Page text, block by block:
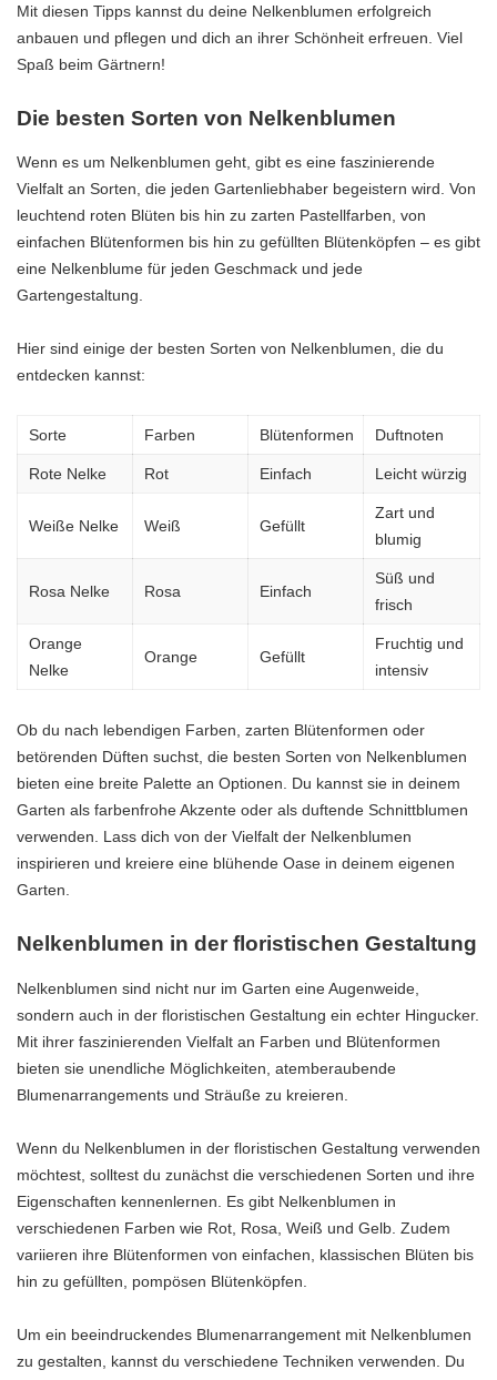
Mit diesen Tipps kannst du deine Nelkenblumen erfolgreich
anbauen und pflegen und dich an ihrer Schönheit erfreuen. Viel
Spaß beim Gärtnern!
Die besten Sorten von Nelkenblumen
Wenn es um Nelkenblumen geht, gibt es eine faszinierende
Vielfalt an Sorten, die jeden Gartenliebhaber begeistern wird. Von
leuchtend roten Blüten bis hin zu zarten Pastellfarben, von
einfachen Blütenformen bis hin zu gefüllten Blütenköpfen – es gibt
eine Nelkenblume für jeden Geschmack und jede
Gartengestaltung.
Hier sind einige der besten Sorten von Nelkenblumen, die du
entdecken kannst:
Sorte Farben Blütenformen Duftnoten
Rote Nelke Rot Einfach Leicht würzig
Weiße Nelke Weiß Gefüllt
Zart und
blumig
Rosa Nelke Rosa Einfach
Süß und
frisch
Orange
Nelke
Orange Gefüllt
Fruchtig und
intensiv
Ob du nach lebendigen Farben, zarten Blütenformen oder
betörenden Düften suchst, die besten Sorten von Nelkenblumen
bieten eine breite Palette an Optionen. Du kannst sie in deinem
Garten als farbenfrohe Akzente oder als duftende Schnittblumen
verwenden. Lass dich von der Vielfalt der Nelkenblumen
inspirieren und kreiere eine blühende Oase in deinem eigenen
Garten.
Nelkenblumen in der floristischen Gestaltung
Nelkenblumen sind nicht nur im Garten eine Augenweide,
sondern auch in der floristischen Gestaltung ein echter Hingucker.
Mit ihrer faszinierenden Vielfalt an Farben und Blütenformen
bieten sie unendliche Möglichkeiten, atemberaubende
Blumenarrangements und Sträuße zu kreieren.
Wenn du Nelkenblumen in der floristischen Gestaltung verwenden
möchtest, solltest du zunächst die verschiedenen Sorten und ihre
Eigenschaften kennenlernen. Es gibt Nelkenblumen in
verschiedenen Farben wie Rot, Rosa, Weiß und Gelb. Zudem
variieren ihre Blütenformen von einfachen, klassischen Blüten bis
hin zu gefüllten, pompösen Blütenköpfen.
Um ein beeindruckendes Blumenarrangement mit Nelkenblumen
zu gestalten, kannst du verschiedene Techniken verwenden. Du